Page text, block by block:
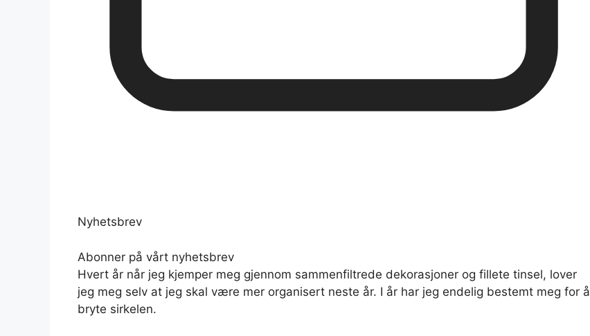
Nyhetsbrev
Abonner på vårt nyhetsbrev
Hvert år når jeg kjemper meg gjennom sammenfiltrede dekorasjoner og fillete tinsel, lover
jeg meg selv at jeg skal være mer organisert neste år. I år har jeg endelig bestemt meg for å
bryte sirkelen.